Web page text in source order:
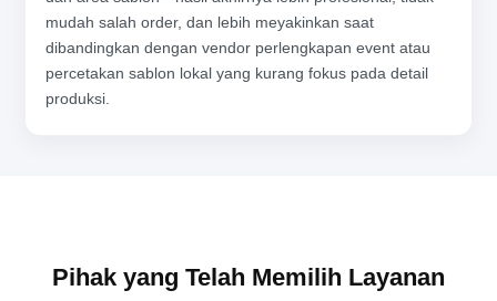
mudah salah order, dan lebih meyakinkan saat
dibandingkan dengan vendor perlengkapan event atau
percetakan sablon lokal yang kurang fokus pada detail
produksi.
Pihak yang Telah Memilih Layanan